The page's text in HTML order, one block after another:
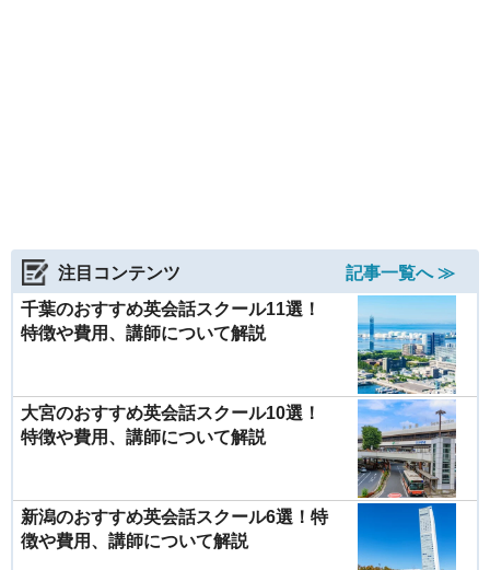
注目コンテンツ
記事一覧へ ≫
千葉のおすすめ英会話スクール11選！
特徴や費用、講師について解説
大宮のおすすめ英会話スクール10選！
特徴や費用、講師について解説
新潟のおすすめ英会話スクール6選！特
徴や費用、講師について解説